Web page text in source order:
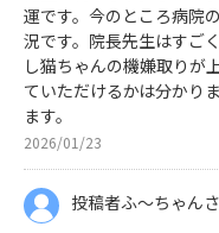
運です。今のところ病院
況です。院長先生はすご
し猫ちゃんの機嫌取りが
ていただけるかは分かり
ます。
2026/01/23
投稿者ふ〜ちゃん